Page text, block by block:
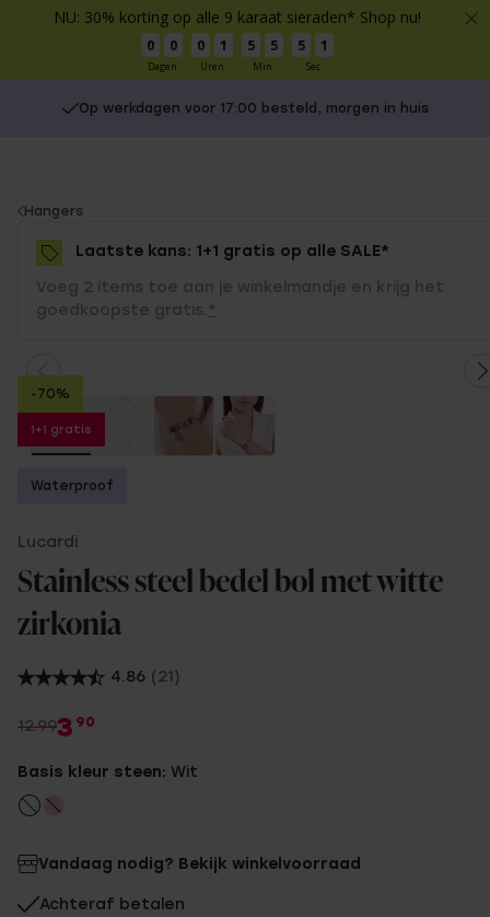
NU: 30% korting op alle 9 karaat sieraden* Shop nu!
0 0
Dagen
0 1
Uren
5 5
Min
5 1
Sec
Op werkdagen voor 17:00 besteld, morgen in huis
You
are
here:
Hangers
Laatste kans: 1+1 gratis op alle SALE*
Voeg 2 items toe aan je winkelmandje en krijg het
goedkoopste gratis. *
-70%
1+1 gratis
Waterproof
Lucardi
Stainless steel bedel bol met witte
zirkonia
4.86 (21)
12.993 90
Basis kleur steen: Wit
Vandaag nodig? Bekijk winkelvoorraad
Achteraf betalen